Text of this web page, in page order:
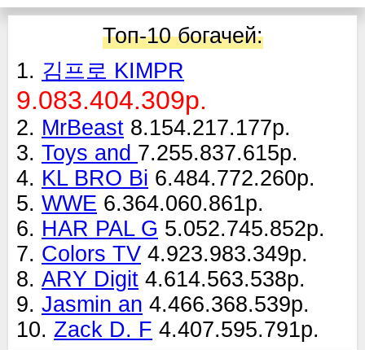
Топ-10 богачей:
1. 김프로 KIMPR
9.083.404.309р.
2. MrBeast 8.154.217.177р.
3. Toys and 7.255.837.615р.
4. KL BRO Bi 6.484.772.260р.
5. WWE 6.364.060.861р.
6. HAR PAL G 5.052.745.852р.
7. Colors TV 4.923.983.349р.
8. ARY Digit 4.614.563.538р.
9. Jasmin an 4.466.368.539р.
10. Zack D. F 4.407.595.791р.